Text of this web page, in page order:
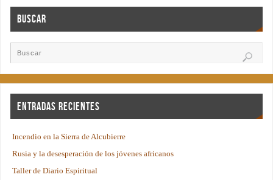
Buscar
Entradas recientes
Incendio en la Sierra de Alcubierre
Rusia y la desesperación de los jóvenes africanos
Taller de Diario Espiritual